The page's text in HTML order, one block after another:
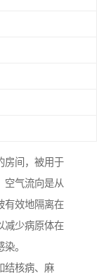
房间，被用于
空气流向是从
有效地隔离在
减少病原体在
。
结核病、麻